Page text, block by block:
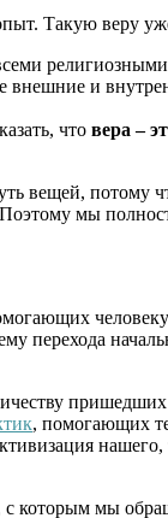
Такую веру
и
что вера –
вещей, потому
мы
перехода
, помогающих
с которым мы